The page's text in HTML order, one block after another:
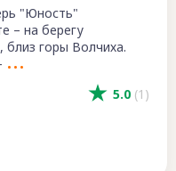
5.0 (1)
"Юность"
– на берегу
горы Волчиха.